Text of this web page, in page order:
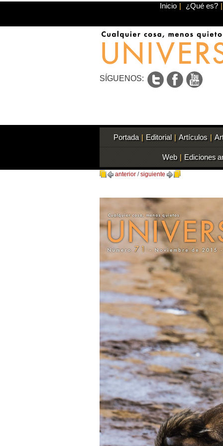
Inicio | ¿Qué es? |
SÍGUENOS:
Portada | Editorial | Artículos |
Web | Ediciones
anterior /siguiente